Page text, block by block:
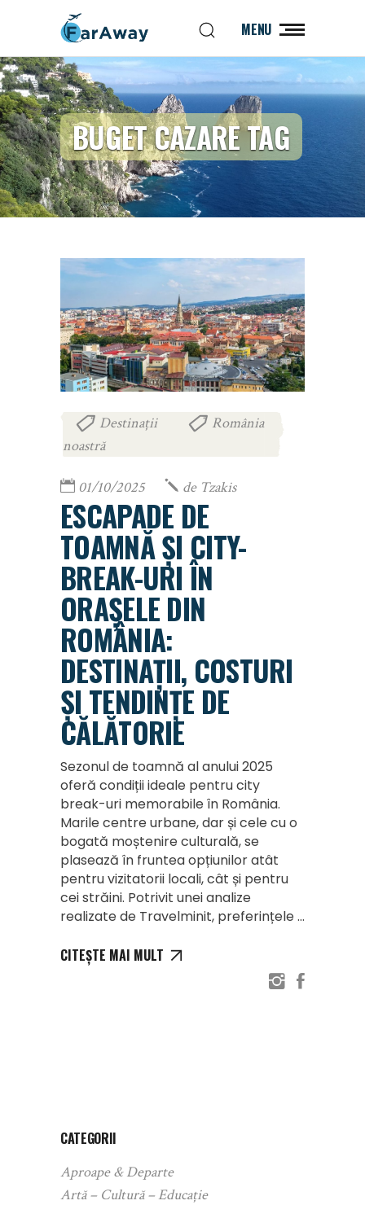
MENU
BUGET CAZARE TAG
Destinații
România
noastră
01/10/2025 de Tzakis
ESCAPADE DE
TOAMNĂ ȘI CITY-
BREAK-URI ÎN
ORAȘELE DIN
ROMÂNIA:
DESTINAȚII, COSTURI
ȘI TENDINȚE DE
CĂLĂTORIE
Sezonul de toamnă al anului 2025
oferă condiții ideale pentru city
break-uri memorabile în România.
Marile centre urbane, dar și cele cu o
bogată moștenire culturală, se
plasează în fruntea opțiunilor atât
pentru vizitatorii locali, cât și pentru
cei străini. Potrivit unei analize
realizate de Travelminit, preferințele
CITEȘTE MAI MULT
CATEGORII
Aproape & Departe
Artă – Cultură – Educație